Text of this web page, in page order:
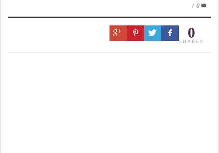
0
/
0
SHARES